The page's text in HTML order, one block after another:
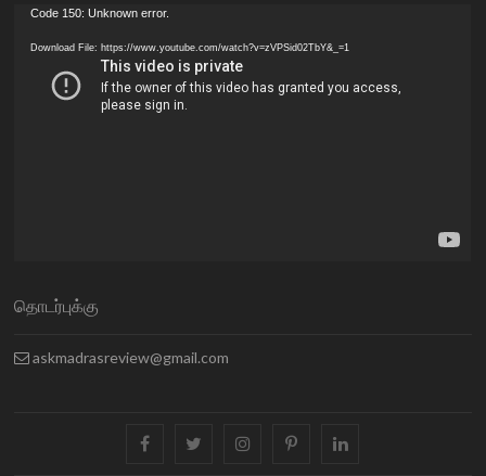
Video
Code 150: Unknown error.
Download File: https://www.youtube.com/watch?v=zVPSid02TbY&_=1
தொடர்புக்கு
askmadrasreview@gmail.com
facebook twitter instagrampinterestlinkedin